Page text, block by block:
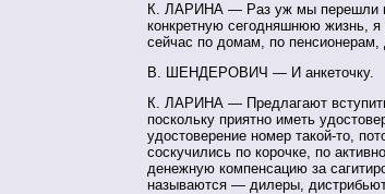
К. ЛАРИНА — Раз уж мы перешли
конкретную сегодняшнюю жизнь, я
сейчас по домам, по пенсионерам,
В. ШЕНДЕРОВИЧ — И анкеточку.
К. ЛАРИНА — Предлагают
поскольку приятно иметь
удостоверение номер такой-то,
соскучились по корочке, по
денежную компенсацию за
называются — дилеры,